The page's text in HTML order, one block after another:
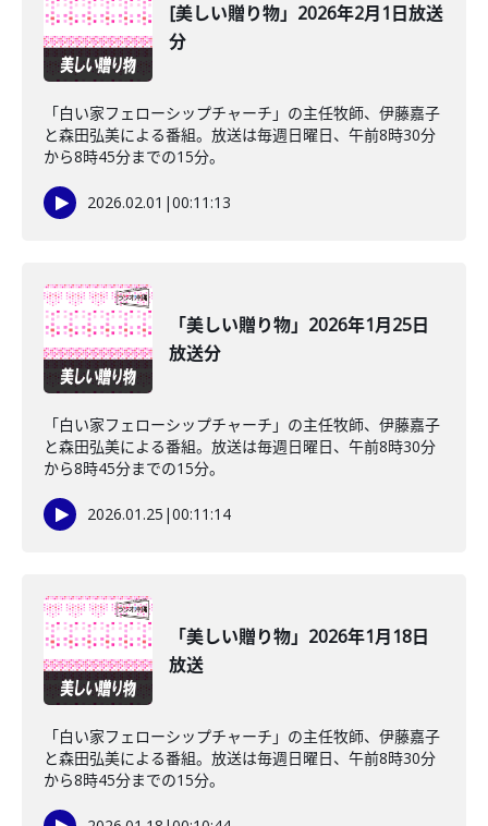
[美しい贈り物」2026年2月1日放送
分
「白い家フェローシップチャーチ」の主任牧師、伊藤嘉子
と森田弘美による番組。放送は毎週日曜日、午前8時30分
から8時45分までの15分。
2026.02.01 |00:11:13
「美しい贈り物」2026年1月25日
放送分
「白い家フェローシップチャーチ」の主任牧師、伊藤嘉子
と森田弘美による番組。放送は毎週日曜日、午前8時30分
から8時45分までの15分。
2026.01.25 |00:11:14
「美しい贈り物」2026年1月18日
放送
「白い家フェローシップチャーチ」の主任牧師、伊藤嘉子
と森田弘美による番組。放送は毎週日曜日、午前8時30分
から8時45分までの15分。